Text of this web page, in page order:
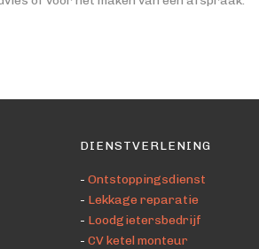
DIENSTVERLENING
-Ontstoppingsdienst
- Lekkage reparatie
- Loodgietersbedrijf
-CV ketel monteur